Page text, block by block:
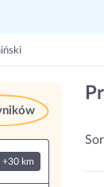
+30 km